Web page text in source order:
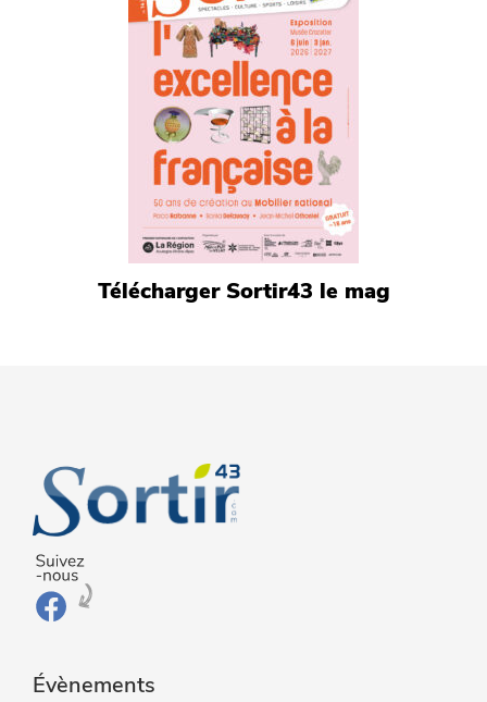
Télécharger Sortir43 le mag
Évènements